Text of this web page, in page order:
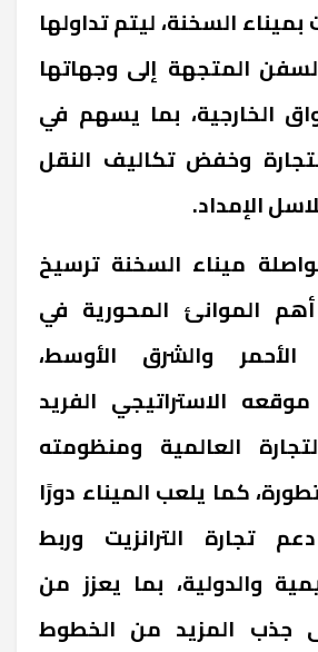
بميناء السخنة، ليتم تداولها
المتجهة إلى وجهاتها
الخارجية، بما يسهم في
وخفض تكاليف النقل
الإمداد.
ميناء السخنة ترسيخ
الموانئ المحورية في
والشرق الأوسط،
الاستراتيجي الفريد
العالمية ومنظومته
كما يلعب الميناء دورًا
تجارة الترانزيت وربط
والدولية، بما يعزز من
جذب المزيد من الخطوط